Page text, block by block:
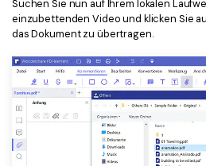
Suchen Sie nun auf Ihrem lokalen
einzubettenden Video und klicken Sie
das Dokument zu übertragen.